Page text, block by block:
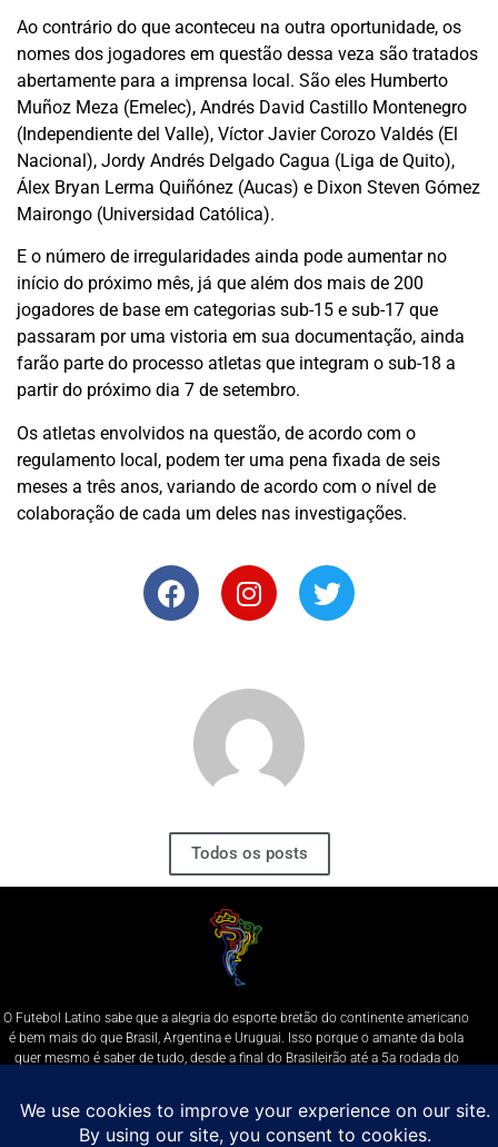
Ao contrário do que aconteceu na outra oportunidade, os
nomes dos jogadores em questão dessa veza são tratados
abertamente para a imprensa local. São eles Humberto
Muñoz Meza (Emelec), Andrés David Castillo Montenegro
(Independiente del Valle), Víctor Javier Corozo Valdés (El
Nacional), Jordy Andrés Delgado Cagua (Liga de Quito),
Álex Bryan Lerma Quiñónez (Aucas) e Dixon Steven Gómez
Mairongo (Universidad Católica).
E o número de irregularidades ainda pode aumentar no
início do próximo mês, já que além dos mais de 200
jogadores de base em categorias sub-15 e sub-17 que
passaram por uma vistoria em sua documentação, ainda
farão parte do processo atletas que integram o sub-18 a
partir do próximo dia 7 de setembro.
Os atletas envolvidos na questão, de acordo com o
regulamento local, podem ter uma pena fixada de seis
meses a três anos, variando de acordo com o nível de
colaboração de cada um deles nas investigações.
Todos os posts
O Futebol Latino sabe que a alegria do esporte bretão do continente americano
é bem mais do que Brasil, Argentina e Uruguai. Isso porque o amante da bola
quer mesmo é saber de tudo, desde a final do Brasileirão até a 5a rodada do
Entre em contato conosco:comercial@futebolatino.com.br